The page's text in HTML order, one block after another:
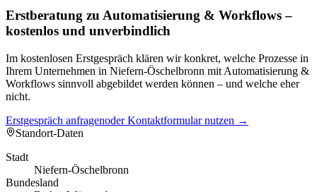
Erstberatung zu Automatisierung & Workflows –
kostenlos und unverbindlich
Im kostenlosen Erstgespräch klären wir konkret, welche Prozesse in
Ihrem Unternehmen in Niefern-Öschelbronn mit Automatisierung &
Workflows sinnvoll abgebildet werden können – und welche eher
nicht.
Erstgespräch anfragenoder Kontaktformular nutzen →
Standort-Daten
Stadt
Niefern-Öschelbronn
Bundesland